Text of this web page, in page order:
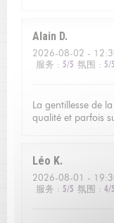
Alain D
2026-08-02 -
服务 : 5/5 氛围 : 5/5
La gentillesse de
qualité et parfois
Léo K
2026-08-01 -
服务 : 5/5 氛围 : 4/5